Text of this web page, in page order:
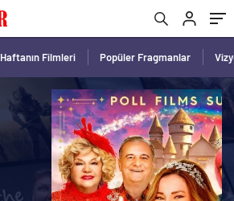
Haftanın Filmleri Popüler Fragmanlar